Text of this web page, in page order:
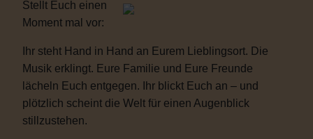
Stellt Euch einen
Moment mal vor:
Ihr steht Hand in Hand an Eurem Lieblingsort. Die
Musik erklingt. Eure Familie und Eure Freunde
lächeln Euch entgegen. Ihr blickt Euch an – und
plötzlich scheint die Welt für einen Augenblick
stillzustehen.